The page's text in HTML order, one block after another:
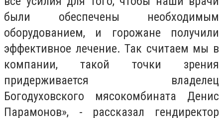
были обеспечены необходимым
оборудованием, и горожане получили
эффективное лечение. Так считаем мы в
компании, такой точки зрения
придерживается владелец
Богодуховского мясокомбината Денис
Парамонов», - рассказал гендиректор